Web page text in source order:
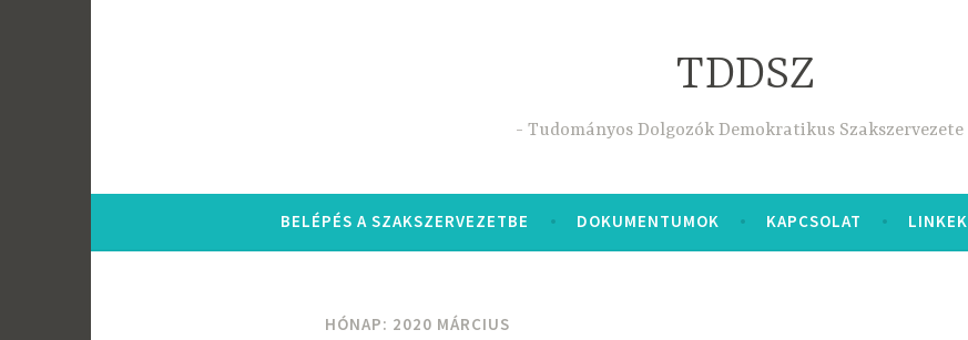
TDDSZ
Tudományos Dolgozók Demokratikus Szakszervezete
BELÉPÉS A SZAKSZERVEZETBE DOKUMENTUMOK KAPCSOLAT LINKEK
HÓNAP: 2020 MÁRCIUS